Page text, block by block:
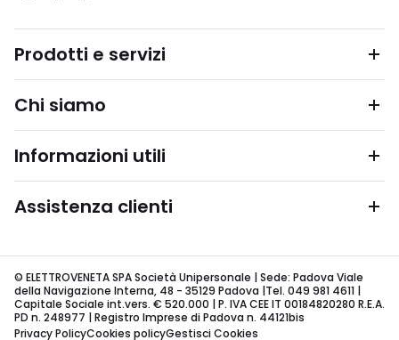
Prodotti e servizi
Chi siamo
Informazioni utili
Assistenza clienti
© ELETTROVENETA SPA Società Unipersonale | Sede: Padova Viale
della Navigazione Interna, 48 - 35129 Padova |Tel. 049 981 4611 |
Capitale Sociale int.vers. € 520.000 | P. IVA CEE IT 00184820280 R.E.A.
PD n. 248977 | Registro Imprese di Padova n. 44121bis
Privacy PolicyCookies policyGestisci Cookies